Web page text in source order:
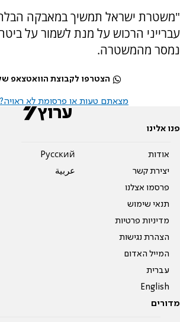
"משטרת ישראל תמשיך במאבקה
עברייני הרכוש על מנת לשמור על
נמסר מהמשטרה.
הצטרפו לקבוצת הוואטצאפ של
מצאתם טעות או פרסומת לא ראויה?
פנו אלינו
אודות
יצירת קשר
פרסמו אצלנו
תנאי שימוש
מדיניות פרטיות
הצהרת נגישות
המייל האדום
עברית
English
Pусский
عربية
מדורים